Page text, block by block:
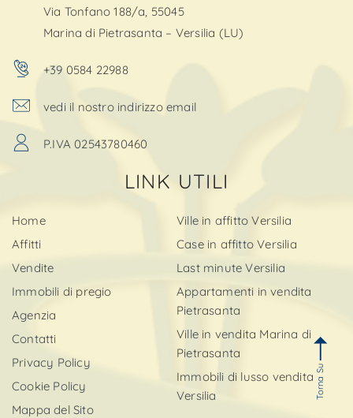
Via Tonfano 188/a, 55045
Marina di Pietrasanta – Versilia (LU)
+39 0584 22988
vedi il nostro indirizzo email
P.IVA 02543780460
LINK UTILI
Home
Affitti
Vendite
Immobili di pregio
Agenzia
Contatti
Privacy Policy
Cookie Policy
Mappa del Sito
Ville in affitto Versilia
Case in affitto Versilia
Last minute Versilia
Appartamenti in vendita
Pietrasanta
Ville in vendita Marina di
Pietrasanta
Immobili di lusso vendita
Versilia
Torna Su